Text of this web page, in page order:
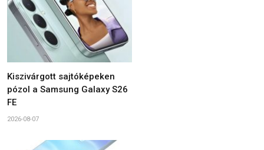
Kiszivárgott sajtóképeken
pózol a Samsung Galaxy S26
FE
2026-08-07